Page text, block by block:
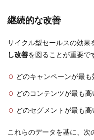
継続的な改善
サイクル型セールスの効果
し改善を図ることが重要で
どのキャンペーンが最
どのコンテンツが最も
どのセグメントが最も
これらのデータを基に、次